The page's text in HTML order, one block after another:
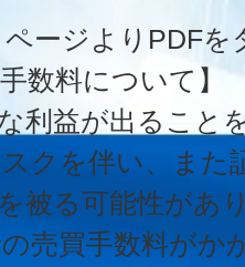
ージよりPDF
数料について】
利益が出ること
クを伴い、ま
被る可能性があ
売買手数料がか